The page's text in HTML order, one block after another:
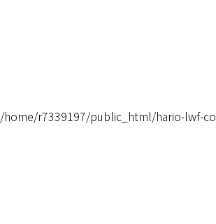
/home/r7339197/public_html/hario-lwf-